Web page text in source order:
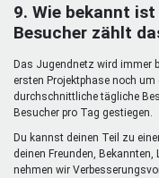
9. Wie bekannt
Besucher zählt
Das Jugendnetz wird immer
ersten Projektphase noch
durchschnittliche tägliche
Besucher pro Tag gestiegen.
Du kannst deinen Teil zu
deinen Freunden,
nehmen wir